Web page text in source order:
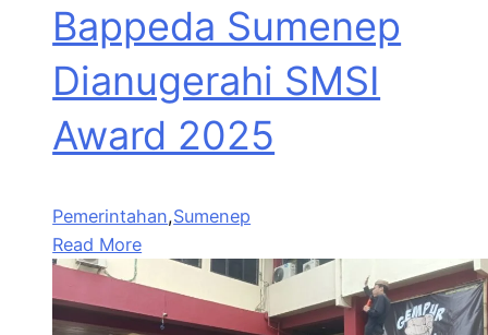
Bappeda Sumenep
Dianugerahi SMSI
Award 2025
Pemerintahan,Sumenep
Read More